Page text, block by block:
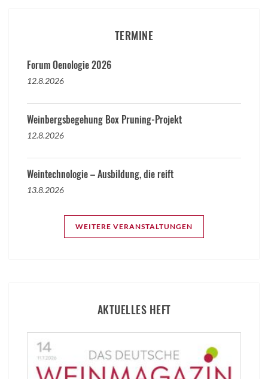
TERMINE
Forum Oenologie 2026
12.8.2026
Weinbergsbegehung Box Pruning-Projekt
12.8.2026
Weintechnologie – Ausbildung, die reift
13.8.2026
WEITERE VERANSTALTUNGEN
AKTUELLES HEFT